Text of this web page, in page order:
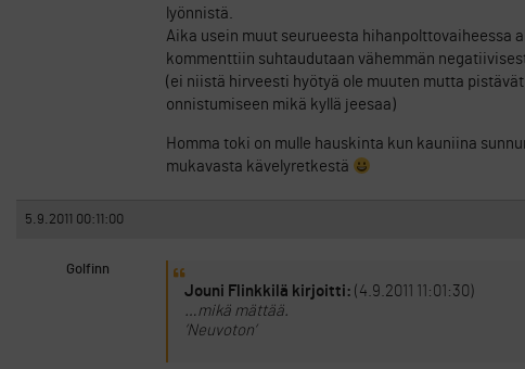
lyönnistä.
Aika usein muut seurueesta hihanpolttovaiheessa
kommenttiin suhtaudutaan vähemmän
(ei niistä hirveesti hyötyä ole muuten mutta
onnistumiseen mikä kyllä jeesaa)
Homma toki on mulle hauskinta kun kauniina
mukavasta kävelyretkestä
5.9.2011 00:11:00
Golfinn
Jouni Flinkkilä kirjoitti: (4.9.2011 11:01:30)
…mikä mättää.
’Neuvoton’